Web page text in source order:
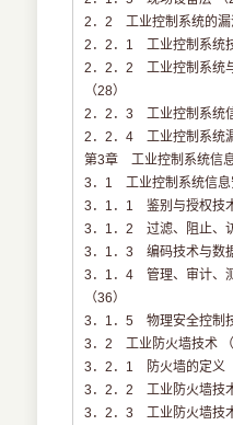
2．2 工业控制系统的漏
2．2．1 工业控制系统
2．2．2 工业控制系统
（28）
2．2．3 工业控制系统
2．2．4 工业控制系统
第3章 工业控制系统信
3．1 工业控制系统信息
3．1．1 鉴别与授权技
3．1．2 过滤、阻止、
3．1．3 编码技术与数
3．1．4 管理、审计、
（36）
3．1．5 物理安全控制
3．2 工业防火墙技术 （
3．2．1 防火墙的定义
3．2．2 工业防火墙技
3．2．3 工业防火墙技